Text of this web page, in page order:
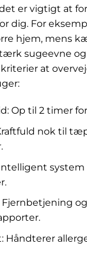
er vigtigt at
dig. For
hjem, mens
sugeevne
at
Op til 2 timer
nok til
og
Håndterer